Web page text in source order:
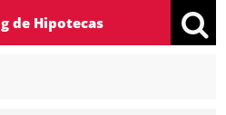
de Hipotecas